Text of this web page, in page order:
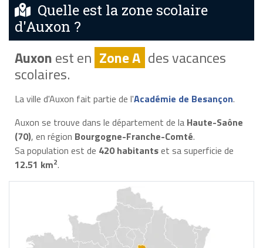
Quelle est la zone scolaire
d'Auxon ?
Auxonest en Zone A des vacances
scolaires.
La ville d'Auxon fait partie de l'Académie de Besançon.
Auxon se trouve dans le département de la Haute-Saône
(70), en région Bourgogne-Franche-Comté.
Sa population est de 420 habitantset sa superficie de
12.51 km2.